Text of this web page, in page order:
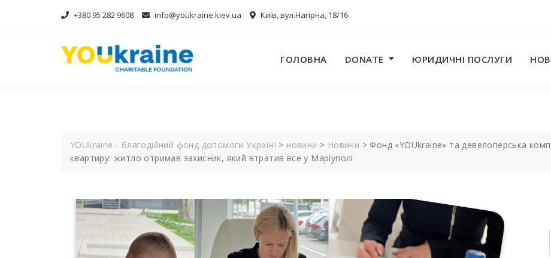
+380 95 282 9608 info@youkraine.kiev.ua Київ, вул.Нагірна, 18/16
ГОЛОВНА DONATE ЮРИДИЧНІ ПОСЛУГИ
YOUkraine - благодійний фонд допомоги Україні > новини > Новини > Фонд «YOUkraine» та девелоперська
квартиру: житло отримав захисник, який втратив все у Маріуполі